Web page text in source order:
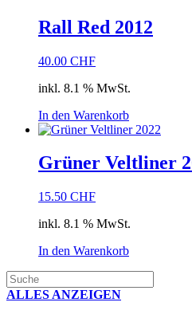
Rall Red 2012
40.00 CHF
inkl. 8.1 % MwSt.
In den Warenkorb
Grüner Veltliner
15.50 CHF
inkl. 8.1 % MwSt.
In den Warenkorb
ALLES ANZEIGEN